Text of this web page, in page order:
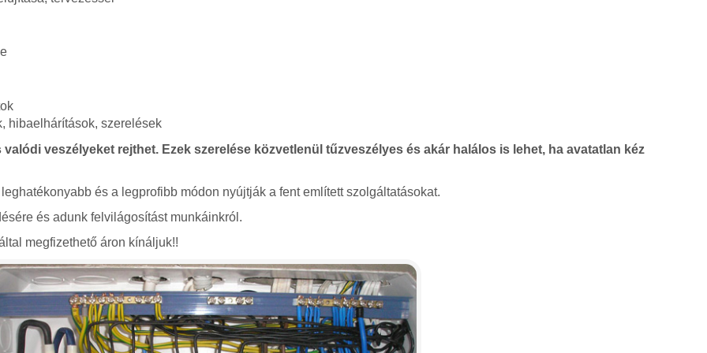
hibaelhárítások, szerelések
veszélyeket rejthet. Ezek szerelése közvetlenül tűzveszélyes és akár halálos is lehet, ha avatatlan kéz
és a legprofibb módon nyújtják a fent említett szolgáltatásokat.
és adunk felvilágosítást munkáinkról.
megfizethető áron kínáljuk!!